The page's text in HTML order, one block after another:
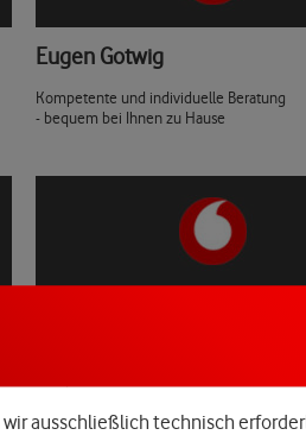
Eugen Gotwig
Kompetente und individuelle Beratung
- bequem bei Ihnen zu Hause
ausschließlich technisch